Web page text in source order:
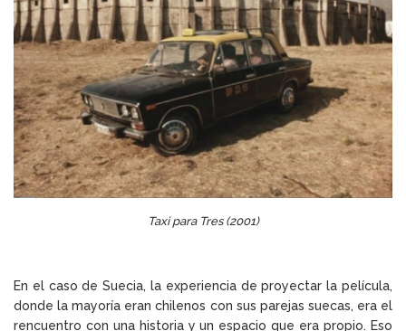
Taxi para Tres (2001)
En el caso de Suecia, la experiencia de proyectar la película,
donde la mayoría eran chilenos con sus parejas suecas, era el
rencuentro con una historia y un espacio que era propio. Eso